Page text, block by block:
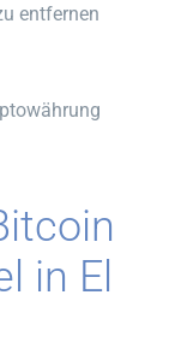
entfernen
in El